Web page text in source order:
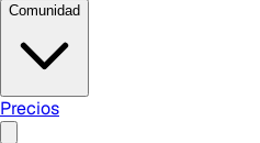
Comunidad
Precios